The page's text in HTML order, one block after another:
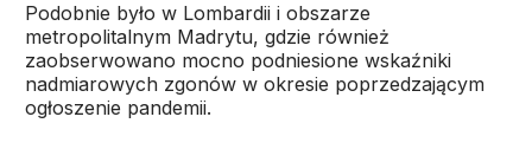
Podobnie było w Lombardii i obszarze
metropolitalnym Madrytu, gdzie również
zaobserwowano mocno podniesione wskaźniki
nadmiarowych zgonów w okresie poprzedzającym
ogłoszenie pandemii.